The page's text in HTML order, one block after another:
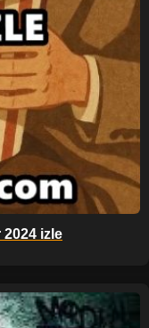
izle